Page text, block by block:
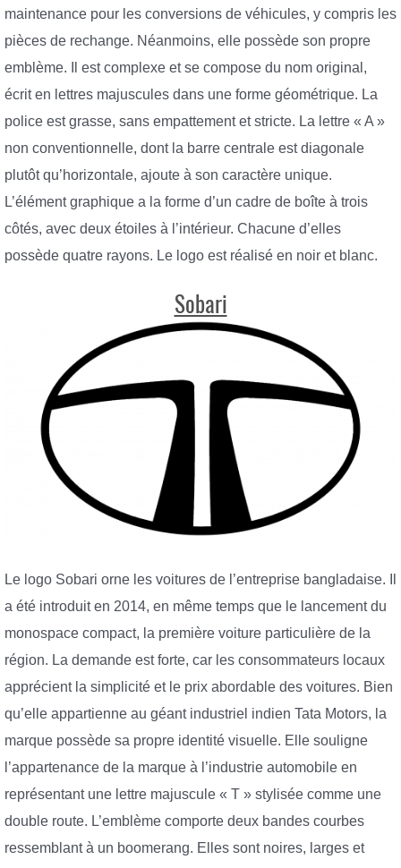
maintenance pour les conversions de véhicules, y compris les
pièces de rechange. Néanmoins, elle possède son propre
emblème. Il est complexe et se compose du nom original,
écrit en lettres majuscules dans une forme géométrique. La
police est grasse, sans empattement et stricte. La lettre « A »
non conventionnelle, dont la barre centrale est diagonale
plutôt qu’horizontale, ajoute à son caractère unique.
L’élément graphique a la forme d’un cadre de boîte à trois
côtés, avec deux étoiles à l’intérieur. Chacune d’elles
possède quatre rayons. Le logo est réalisé en noir et blanc.
Sobari
Le logo Sobari orne les voitures de l’entreprise bangladaise. Il
a été introduit en 2014, en même temps que le lancement du
monospace compact, la première voiture particulière de la
région. La demande est forte, car les consommateurs locaux
apprécient la simplicité et le prix abordable des voitures. Bien
qu’elle appartienne au géant industriel indien Tata Motors, la
marque possède sa propre identité visuelle. Elle souligne
l’appartenance de la marque à l’industrie automobile en
représentant une lettre majuscule « T » stylisée comme une
double route. L’emblème comporte deux bandes courbes
ressemblant à un boomerang. Elles sont noires, larges et